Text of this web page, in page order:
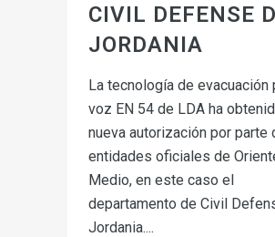
CIVIL DEFENSE
JORDANIA
La tecnología de evacuación
voz EN 54 de LDA ha
nueva autorización por parte
entidades oficiales de
Medio, en este caso el
departamento de Civil
Jordania....